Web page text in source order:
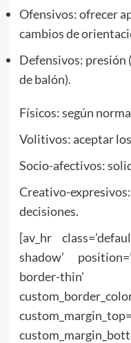
Ofensivos: ofrecer
cambios de
Defensivos: presión
de balón).
Físicos: según
Volitivos: aceptar
Socio-afectivos:
Creativo-
decisiones.
[av_hr
shadow’
border-thin’